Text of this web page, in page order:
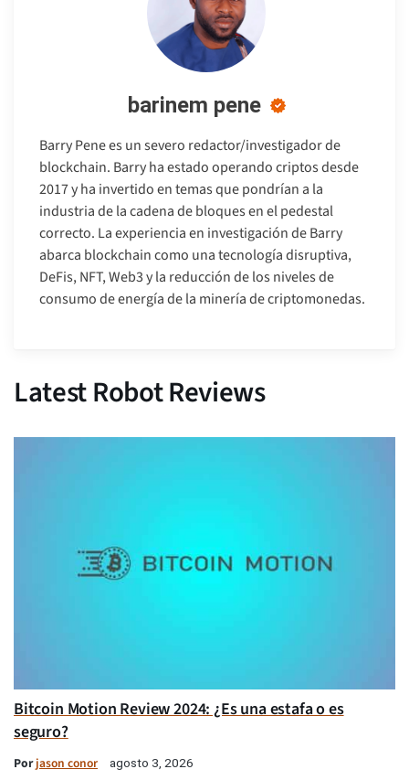
barinem pene
Barry Pene es un severo redactor/investigador de
blockchain. Barry ha estado operando criptos desde
2017 y ha invertido en temas que pondrían a la
industria de la cadena de bloques en el pedestal
correcto. La experiencia en investigación de Barry
abarca blockchain como una tecnología disruptiva,
DeFis, NFT, Web3 y la reducción de los niveles de
consumo de energía de la minería de criptomonedas.
Latest Robot Reviews
Bitcoin Motion Review 2024: ¿Es una estafa o es
seguro?
Porjason conor agosto 3, 2026